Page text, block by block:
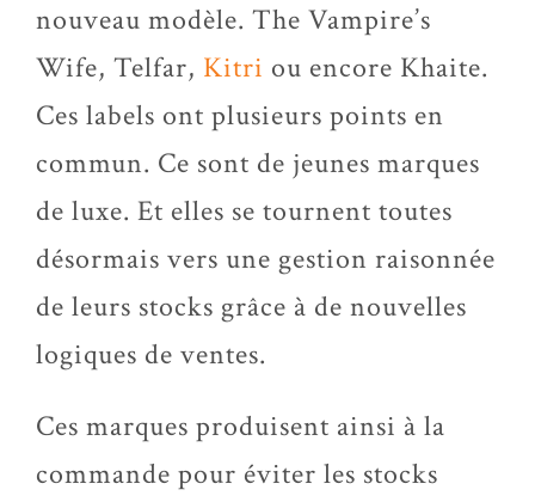
nouveau modèle. The Vampire’s
Wife, Telfar, Kitri ou encore Khaite.
Ces labels ont plusieurs points en
commun. Ce sont de jeunes marques
de luxe. Et elles se tournent toutes
désormais vers une gestion raisonnée
de leurs stocks grâce à de nouvelles
logiques de ventes.
Ces marques produisent ainsi à la
commande pour éviter les stocks